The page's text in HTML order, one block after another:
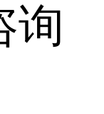
询